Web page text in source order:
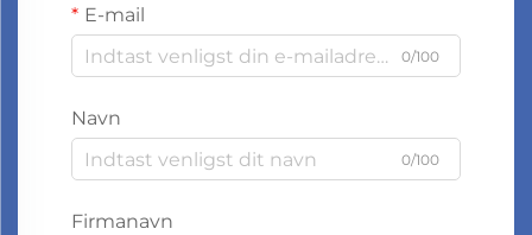
E-mail
0/100
Navn
0/100
Firmanavn